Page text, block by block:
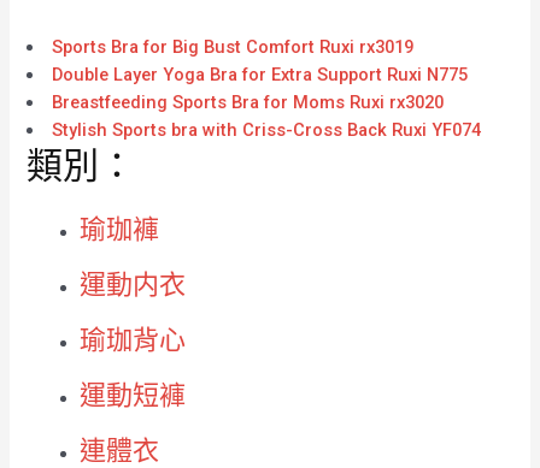
Sports Bra for Big Bust Comfort Ruxi rx3019
Double Layer Yoga Bra for Extra Support Ruxi N775
Breastfeeding Sports Bra for Moms Ruxi rx3020
Stylish Sports bra with Criss-Cross Back Ruxi YF074
類別：
瑜珈褲
運動内衣
瑜珈背心
運動短褲
連體衣